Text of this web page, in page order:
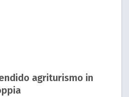
agriturismo in